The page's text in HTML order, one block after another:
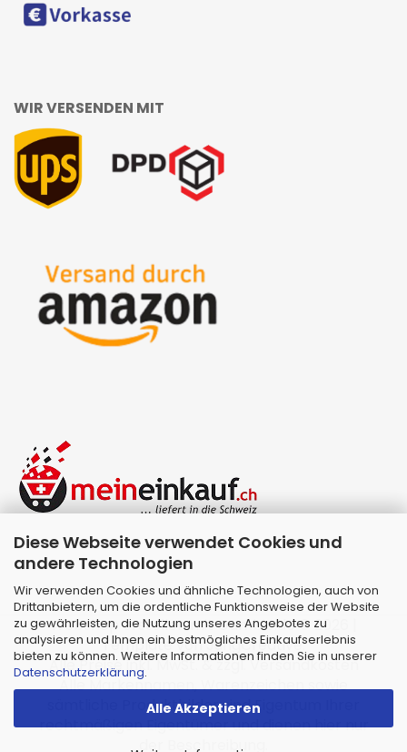
Diese Webseite verwendet Cookies und
andere Technologien
Wir verwenden Cookies und ähnliche Technologien, auch von
Drittanbietern, um die ordentliche Funktionsweise der Website
zu gewährleisten, die Nutzung unseres Angebotes zu
analysieren und Ihnen ein bestmögliches Einkaufserlebnis
bieten zu können. Weitere Informationen finden Sie in unserer
Datenschutzerklärung.
Alle Akzeptieren
WIR VERSENDEN MIT
Webshop erstellenmit Gambio.de © 2026 |
Template vonJungCreative.
Alle Preise inkl. MwSt. & zzgl. Versandkosten
Alle Markennamen, Warenzeichen sowie
sämtliche Produktbilder sind Eigentum Ihrer
rechtmäßigen Eigentümer und dienen hier nur
der Beschreibung.